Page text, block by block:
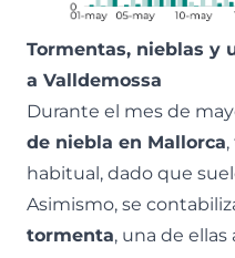
Tormentas, nieblas y
a Valldemossa
Durante el mes de
de niebla en Mallorca
habitual, dado que
Asimismo, se
tormenta, una de